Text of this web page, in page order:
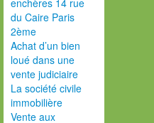
enchères 14 rue
du Caire Paris
2ème
Achat d’un bien
loué dans une
vente judiciaire
La société civile
immobilière
Vente aux